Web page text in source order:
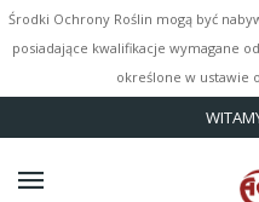
Środki Ochrony Roślin mogą być
posiadające kwalifikacje wymagane
określone w ustawie